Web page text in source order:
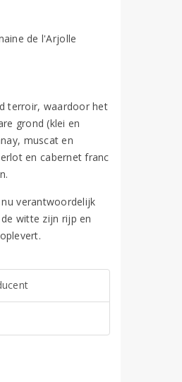
terroir, waardoor het
grond (klei en
muscat en
en cabernet franc
verantwoordelijk
witte zijn rijp en